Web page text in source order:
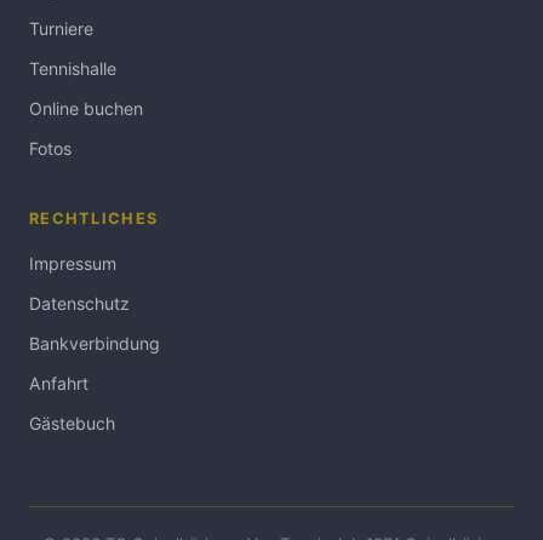
Turniere
Tennishalle
Online buchen
Fotos
RECHTLICHES
Impressum
Datenschutz
Bankverbindung
Anfahrt
Gästebuch